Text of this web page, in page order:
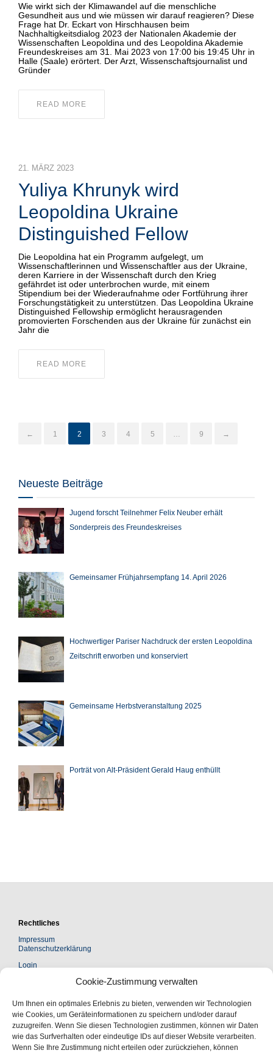
Cookie-Zustimmung verwalten
Um Ihnen ein optimales Erlebnis zu bieten, verwenden wir Technologien
wie Cookies, um Geräteinformationen zu speichern und/oder darauf
zuzugreifen. Wenn Sie diesen Technologien zustimmen, können wir Daten
wie das Surfverhalten oder eindeutige IDs auf dieser Website verarbeiten.
Wenn Sie Ihre Zustimmung nicht erteilen oder zurückziehen, können
Wie wirkt sich der Klimawandel auf die menschliche
Gesundheit aus und wie müssen wir darauf reagieren? Diese
Frage hat Dr. Eckart von Hirschhausen beim
Nachhaltigkeitsdialog 2023 der Nationalen Akademie der
Wissenschaften Leopoldina und des Leopoldina Akademie
Freundeskreises am 31. Mai 2023 von 17:00 bis 19:45 Uhr in
Halle (Saale) erörtert. Der Arzt, Wissenschaftsjournalist und
Gründer
READ MORE
21. MÄRZ 2023
Yuliya Khrunyk wird
Leopoldina Ukraine
Distinguished Fellow
Die Leopoldina hat ein Programm aufgelegt, um
Wissenschaftlerinnen und Wissenschaftler aus der Ukraine,
deren Karriere in der Wissenschaft durch den Krieg
gefährdet ist oder unterbrochen wurde, mit einem
Stipendium bei der Wiederaufnahme oder Fortführung ihrer
Forschungstätigkeit zu unterstützen. Das Leopoldina Ukraine
Distinguished Fellowship ermöglicht herausragenden
promovierten Forschenden aus der Ukraine für zunächst ein
Jahr die
READ MORE
← 1 2 3 4 5 … 9 →
Neueste Beiträge
Jugend forscht Teilnehmer Felix Neuber erhält
Sonderpreis des Freundeskreises
Gemeinsamer Frühjahrsempfang 14. April 2026
Hochwertiger Pariser Nachdruck der ersten Leopoldina
Zeitschrift erworben und konserviert
Gemeinsame Herbstveranstaltung 2025
Porträt von Alt-Präsident Gerald Haug enthüllt
Rechtliches
Impressum
Datenschutzerklärung
Login
Leopoldina Akademie Freundeskreis e. V.
Jägerberg 1 | 06108 Halle (Saale)
Postanschrift:
Postfach 110543 | 06019 Halle (Saale)